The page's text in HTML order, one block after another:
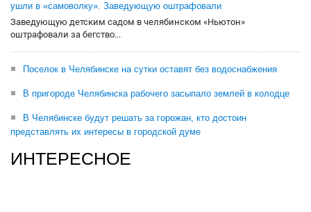
ушли в «самоволку». Заведующую оштрафовали
Заведующую детским садом в челябинском «Ньютон»
оштрафовали за бегство...
Поселок в Челябинске на сутки оставят без водоснабжения
В пригороде Челябинска рабочего засыпало землей в колодце
В Челябинске будут решать за горожан, кто достоин
представлять их интересы в городской думе
ИНТЕРЕСНОЕ